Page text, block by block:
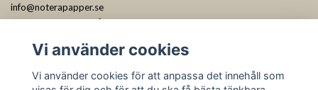
info@noterapapper.se
Vi använder cookies
Vi använder cookies för att anpassa det innehåll som